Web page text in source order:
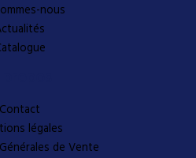
nous
Contact
légales
de Vente